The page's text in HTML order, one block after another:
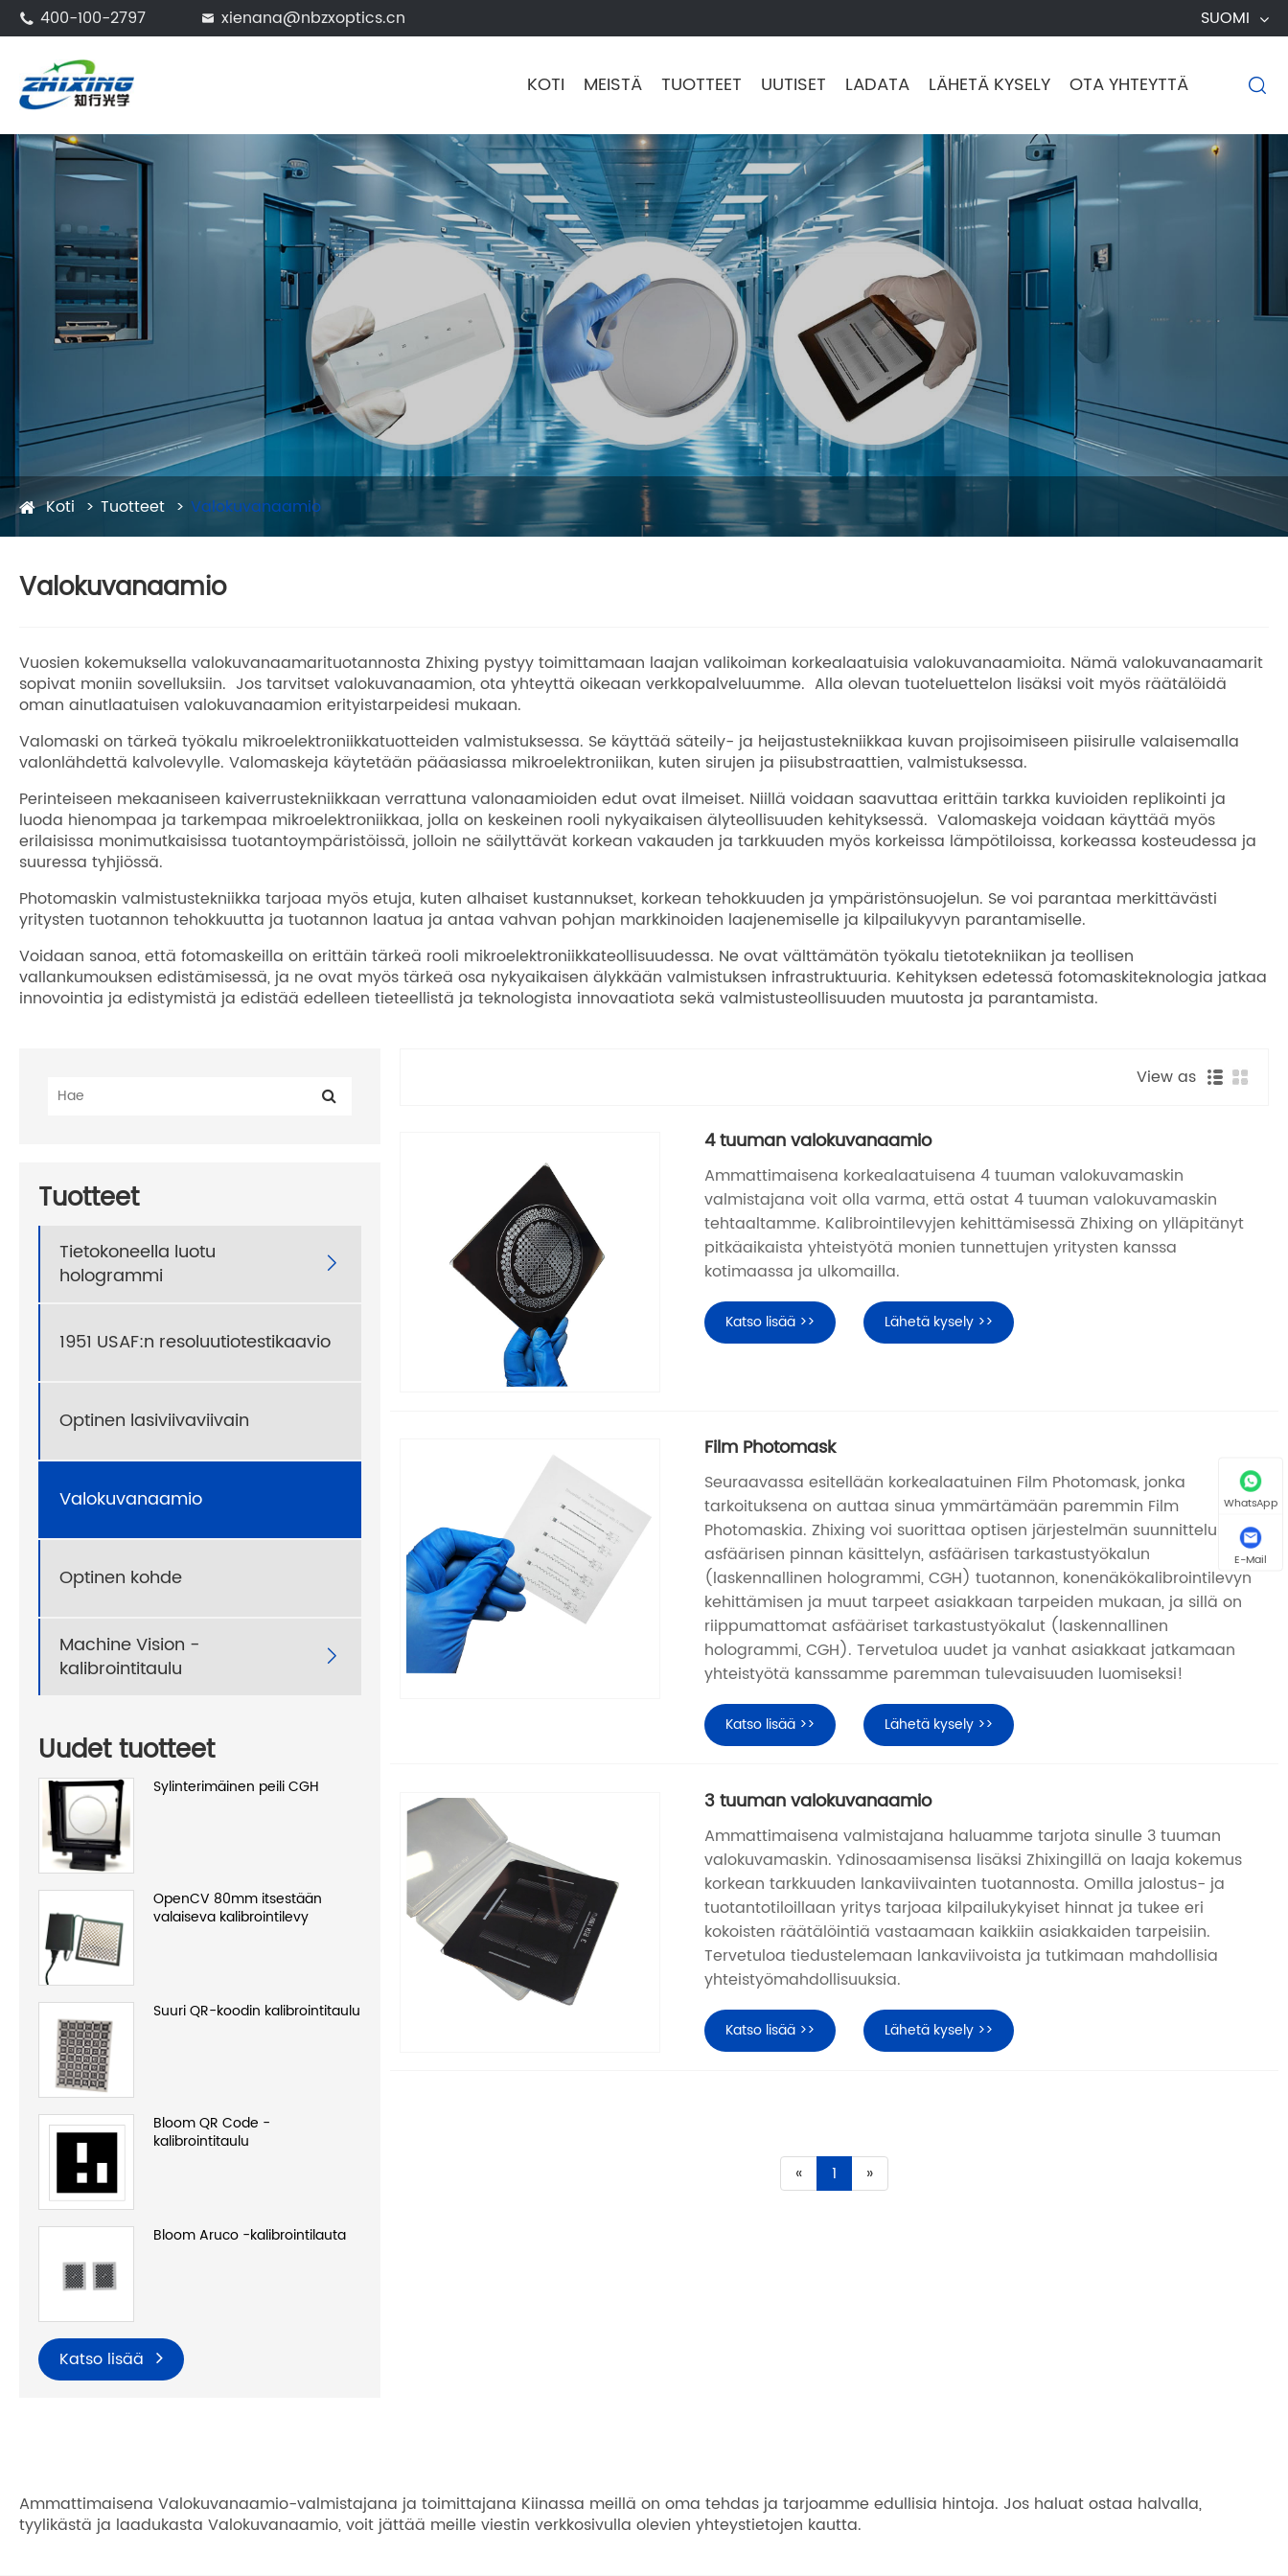
 400-100-2797  xienana@nbzxoptics.cn SUOMI
KOTI MEISTÄ TUOTTEET UUTISET LADATA LÄHETÄ KYSELY OTA YHTEYTTÄ 
Koti Tuotteet Valokuvanaamio
Valokuvanaamio
Vuosien kokemuksella valokuvanaamarituotannosta Zhixing pystyy toimittamaan laajan valikoiman korkealaatuisia valokuvanaamioita. Nämä valokuvanaamarit
sopivat moniin sovelluksiin. Jos tarvitset valokuvanaamion, ota yhteyttä oikeaan verkkopalveluumme. Alla olevan tuoteluettelon lisäksi voit myös räätälöidä
oman ainutlaatuisen valokuvanaamion erityistarpeidesi mukaan.
Valomaski on tärkeä työkalu mikroelektroniikkatuotteiden valmistuksessa. Se käyttää säteily- ja heijastustekniikkaa kuvan projisoimiseen piisirulle valaisemalla
valonlähdettä kalvolevylle. Valomaskeja käytetään pääasiassa mikroelektroniikan, kuten sirujen ja piisubstraattien, valmistuksessa.
Perinteiseen mekaaniseen kaiverrustekniikkaan verrattuna valonaamioiden edut ovat ilmeiset. Niillä voidaan saavuttaa erittäin tarkka kuvioiden replikointi ja
luoda hienompaa ja tarkempaa mikroelektroniikkaa, jolla on keskeinen rooli nykyaikaisen älyteollisuuden kehityksessä. Valomaskeja voidaan käyttää myös
erilaisissa monimutkaisissa tuotantoympäristöissä, jolloin ne säilyttävät korkean vakauden ja tarkkuuden myös korkeissa lämpötiloissa, korkeassa kosteudessa ja
suuressa tyhjiössä.
Photomaskin valmistustekniikka tarjoaa myös etuja, kuten alhaiset kustannukset, korkean tehokkuuden ja ympäristönsuojelun. Se voi parantaa merkittävästi
yritysten tuotannon tehokkuutta ja tuotannon laatua ja antaa vahvan pohjan markkinoiden laajenemiselle ja kilpailukyvyn parantamiselle.
Voidaan sanoa, että fotomaskeilla on erittäin tärkeä rooli mikroelektroniikkateollisuudessa. Ne ovat välttämätön työkalu tietotekniikan ja teollisen
vallankumouksen edistämisessä, ja ne ovat myös tärkeä osa nykyaikaisen älykkään valmistuksen infrastruktuuria. Kehityksen edetessä fotomaskiteknologia jatkaa
innovointia ja edistymistä ja edistää edelleen tieteellistä ja teknologista innovaatiota sekä valmistusteollisuuden muutosta ja parantamista.
Tuotteet
Tietokoneella luotu
hologrammi

1951 USAF:n resoluutiotestikaavio
Optinen lasiviivaviivain
Valokuvanaamio
Optinen kohde
Machine Vision -
kalibrointitaulu

Uudet tuotteet
Sylinterimäinen peili CGH
OpenCV 80mm itsestään
valaiseva kalibrointilevy
Suuri QR-koodin kalibrointitaulu
Bloom QR Code -
kalibrointitaulu
Bloom Aruco -kalibrointilauta
Katso lisää
View as
4 tuuman valokuvanaamio
Ammattimaisena korkealaatuisena 4 tuuman valokuvamaskin
valmistajana voit olla varma, että ostat 4 tuuman valokuvamaskin
tehtaaltamme. Kalibrointilevyjen kehittämisessä Zhixing on ylläpitänyt
pitkäaikaista yhteistyötä monien tunnettujen yritysten kanssa
kotimaassa ja ulkomailla.
Katso lisää >> Lähetä kysely >>
Film Photomask
Seuraavassa esitellään korkealaatuinen Film Photomask, jonka
tarkoituksena on auttaa sinua ymmärtämään paremmin Film
Photomaskia. Zhixing voi suorittaa optisen järjestelmän suunnittelun,
asfäärisen pinnan käsittelyn, asfäärisen tarkastustyökalun
(laskennallinen hologrammi, CGH) tuotannon, konenäkökalibrointilevyn
kehittämisen ja muut tarpeet asiakkaan tarpeiden mukaan, ja sillä on
riippumattomat asfääriset tarkastustyökalut (laskennallinen
hologrammi, CGH). Tervetuloa uudet ja vanhat asiakkaat jatkamaan
yhteistyötä kanssamme paremman tulevaisuuden luomiseksi!
Katso lisää >> Lähetä kysely >>
3 tuuman valokuvanaamio
Ammattimaisena valmistajana haluamme tarjota sinulle 3 tuuman
valokuvamaskin. Ydinosaamisensa lisäksi Zhixingillä on laaja kokemus
korkean tarkkuuden lankaviivainten tuotannosta. Omilla jalostus- ja
tuotantotiloillaan yritys tarjoaa kilpailukykyiset hinnat ja tukee eri
kokoisten räätälöintiä vastaamaan kaikkiin asiakkaiden tarpeisiin.
Tervetuloa tiedustelemaan lankaviivoista ja tutkimaan mahdollisia
yhteistyömahdollisuuksia.
Katso lisää >> Lähetä kysely >>
« 1 »
Ammattimaisena Valokuvanaamio-valmistajana ja toimittajana Kiinassa meillä on oma tehdas ja tarjoamme edullisia hintoja. Jos haluat ostaa halvalla,
tyylikästä ja laadukasta Valokuvanaamio, voit jättää meille viestin verkkosivulla olevien yhteystietojen kautta.
WhatsApp
E-Mail